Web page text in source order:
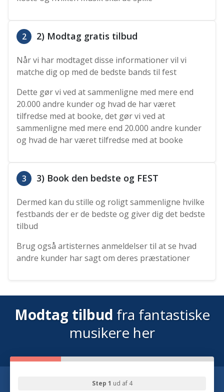
2 2) Modtag gratis tilbud
Når vi har modtaget disse informationer vil vi
matche dig op med de bedste bands til fest
Dette gør vi ved at sammenligne med mere end
20.000 andre kunder og hvad de har været
tilfredse med at booke, det gør vi ved at
sammenligne med mere end 20.000 andre kunder
og hvad de har været tilfredse med at booke
3 3) Book den bedste og FEST
Dermed kan du stille og roligt sammenligne hvilke
festbands der er de bedste og giver dig det bedste
tilbud
Brug også artisternes anmeldelser til at se hvad
andre kunder har sagt om deres præstationer
Modtag tilbud fra fantastiske
musikere her
Step 1 ud af 4